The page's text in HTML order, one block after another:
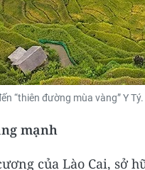
“thiên đường mùa vàng” Y
mạnh
của Lào Cai, sở